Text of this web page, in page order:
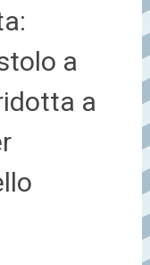
a
a